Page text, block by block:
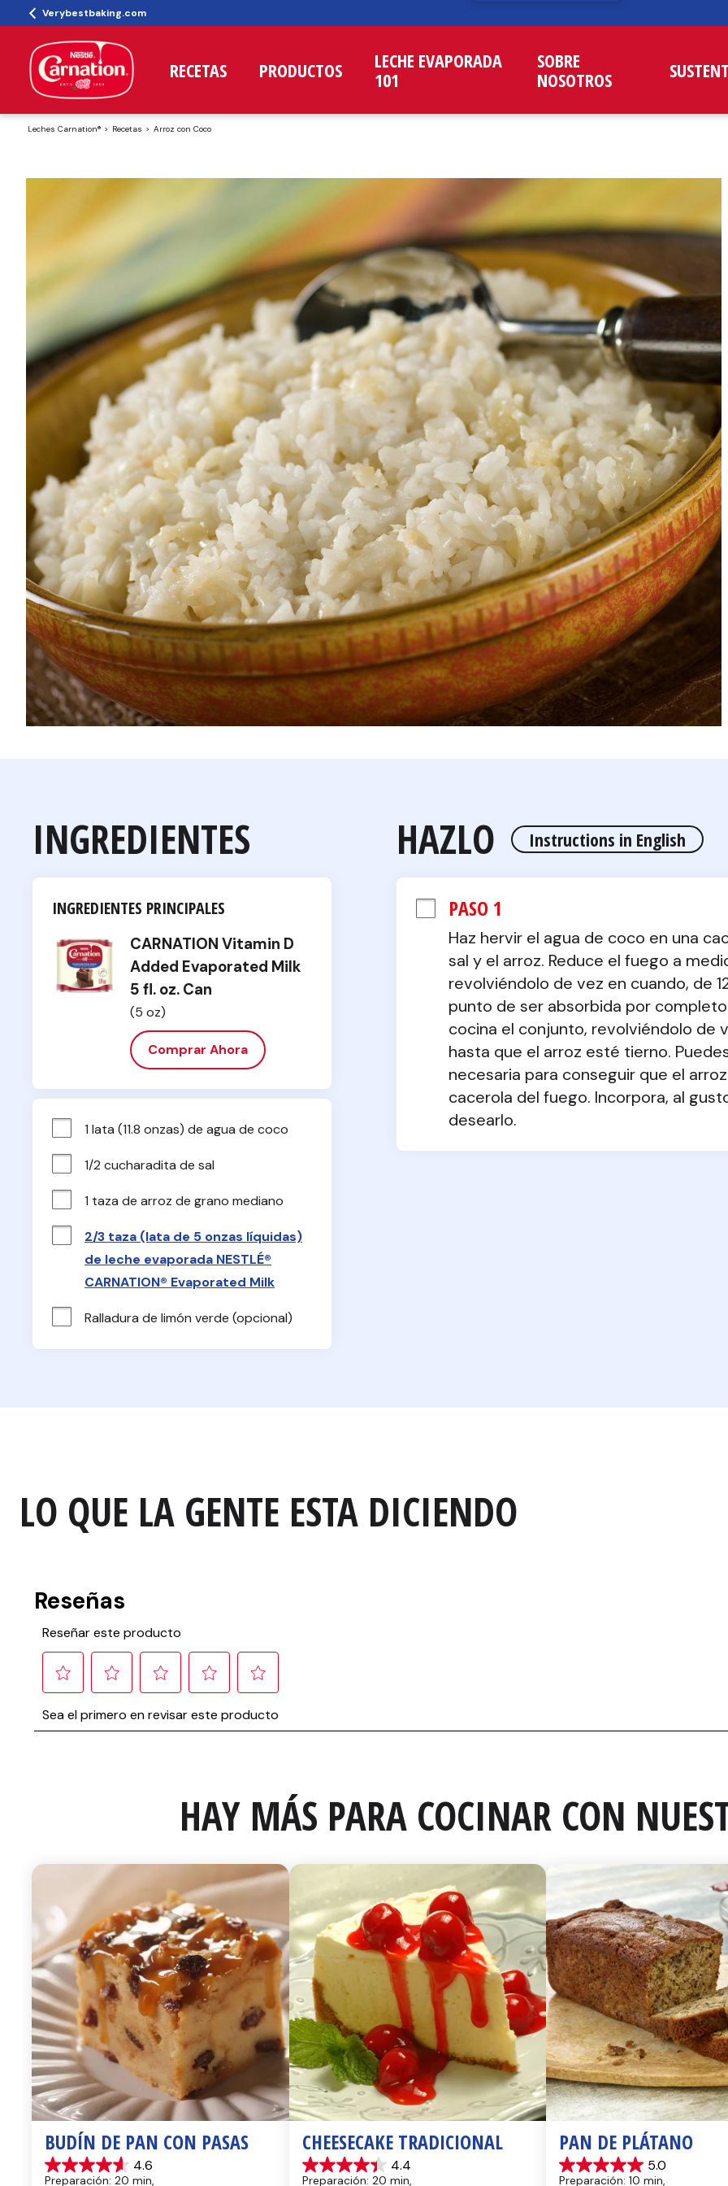
Verybestbaking.com
RECETAS PRODUCTOS
LECHE EVAPORADA
101
SOBRE
NOSOTROS
Leches Carnation® Recetas Arroz con Coco
INGREDIENTES
INGREDIENTES PRINCIPALES
CARNATION Vitamin D
Added Evaporated Milk
5 fl. oz. Can
(5 oz)
Comprar Ahora
1 lata (11.8 onzas) de agua de coco
1/2 cucharadita de sal
1 taza de arroz de grano mediano
2/3 taza (lata de 5 onzas líquidas)
de leche evaporada NESTLÉ®
CARNATION® Evaporated Milk
Ralladura de limón verde (opcional)
HAZLO Instructions in English
PASO 1
Haz hervir el agua de coco en una
sal y el arroz. Reduce el fuego a
revolviéndolo de vez en cuando, de
punto de ser absorbida por
cocina el conjunto, revolviéndolo de
hasta que el arroz esté tierno.
necesaria para conseguir que el
cacerola del fuego. Incorpora, al
desearlo.
LO QUE LA GENTE ESTA DICIENDO
HAY MÁS PARA COCINAR CON
BUDÍN DE PAN CON PASAS
4.6
4.6
Preparación: 20 min,
CHEESECAKE TRADICIONAL
4.4
4.4
Preparación: 20 min,
PAN DE PLÁTANO
5.0
5.0
Preparación: 10 min,